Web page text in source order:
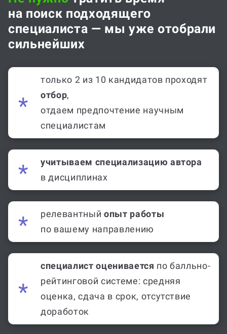
на поиск подходящего
специалиста — мы уже отобрали
сильнейших
только 2 из 10 кандидатов проходят
отбор,
отдаем предпочтение научным
специалистам
учитываем специализацию автора
в дисциплинах
релевантный опыт работы
по вашему направлению
специалист оценивается по балльно-
рейтинговой системе: средняя
оценка, сдача в срок, отсутствие
доработок